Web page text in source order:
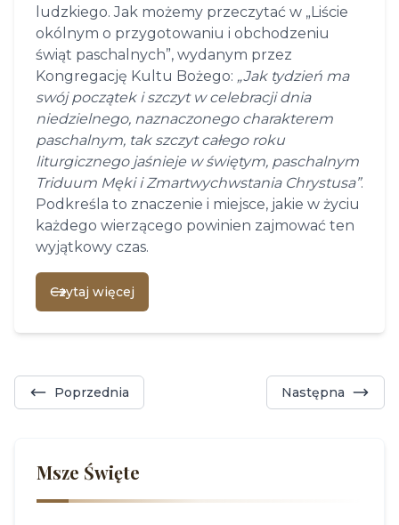
ludzkiego. Jak możemy przeczytać w „Liście
okólnym o przygotowaniu i obchodzeniu
świąt paschalnych”, wydanym przez
Kongregację Kultu Bożego: „Jak tydzień ma
swój początek i szczyt w celebracji dnia
niedzielnego, naznaczonego charakterem
paschalnym, tak szczyt całego roku
liturgicznego jaśnieje w świętym, paschalnym
Triduum Męki i Zmartwychwstania Chrystusa”.
Podkreśla to znaczenie i miejsce, jakie w życiu
każdego wierzącego powinien zajmować ten
wyjątkowy czas.
Czytaj więcej
Poprzednia Następna
Msze Święte